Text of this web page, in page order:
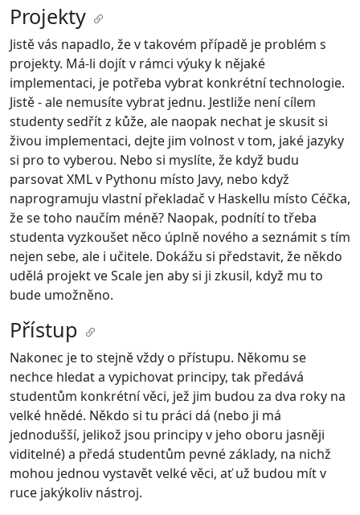
Projekty
Jistě vás napadlo, že v takovém případě je problém s
projekty. Má-li dojít v rámci výuky k nějaké
implementaci, je potřeba vybrat konkrétní technologie.
Jistě - ale nemusíte vybrat jednu. Jestliže není cílem
studenty sedřít z kůže, ale naopak nechat je skusit si
živou implementaci, dejte jim volnost v tom, jaké jazyky
si pro to vyberou. Nebo si myslíte, že když budu
parsovat XML v Pythonu místo Javy, nebo když
naprogramuju vlastní překladač v Haskellu místo Céčka,
že se toho naučím méně? Naopak, podnítí to třeba
studenta vyzkoušet něco úplně nového a seznámit s tím
nejen sebe, ale i učitele. Dokážu si představit, že někdo
udělá projekt ve Scale jen aby si ji zkusil, když mu to
bude umožněno.
Přístup
Nakonec je to stejně vždy o přístupu. Někomu se
nechce hledat a vypichovat principy, tak předává
studentům konkrétní věci, jež jim budou za dva roky na
velké hnědé. Někdo si tu práci dá (nebo ji má
jednodušší, jelikož jsou principy v jeho oboru jasněji
viditelné) a předá studentům pevné základy, na nichž
mohou jednou vystavět velké věci, ať už budou mít v
ruce jakýkoliv nástroj.